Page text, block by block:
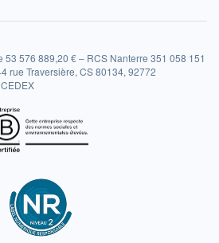
53 576 889,20 € – RCS Nanterre 351 058 151
rue Traversière, CS 80134, 92772